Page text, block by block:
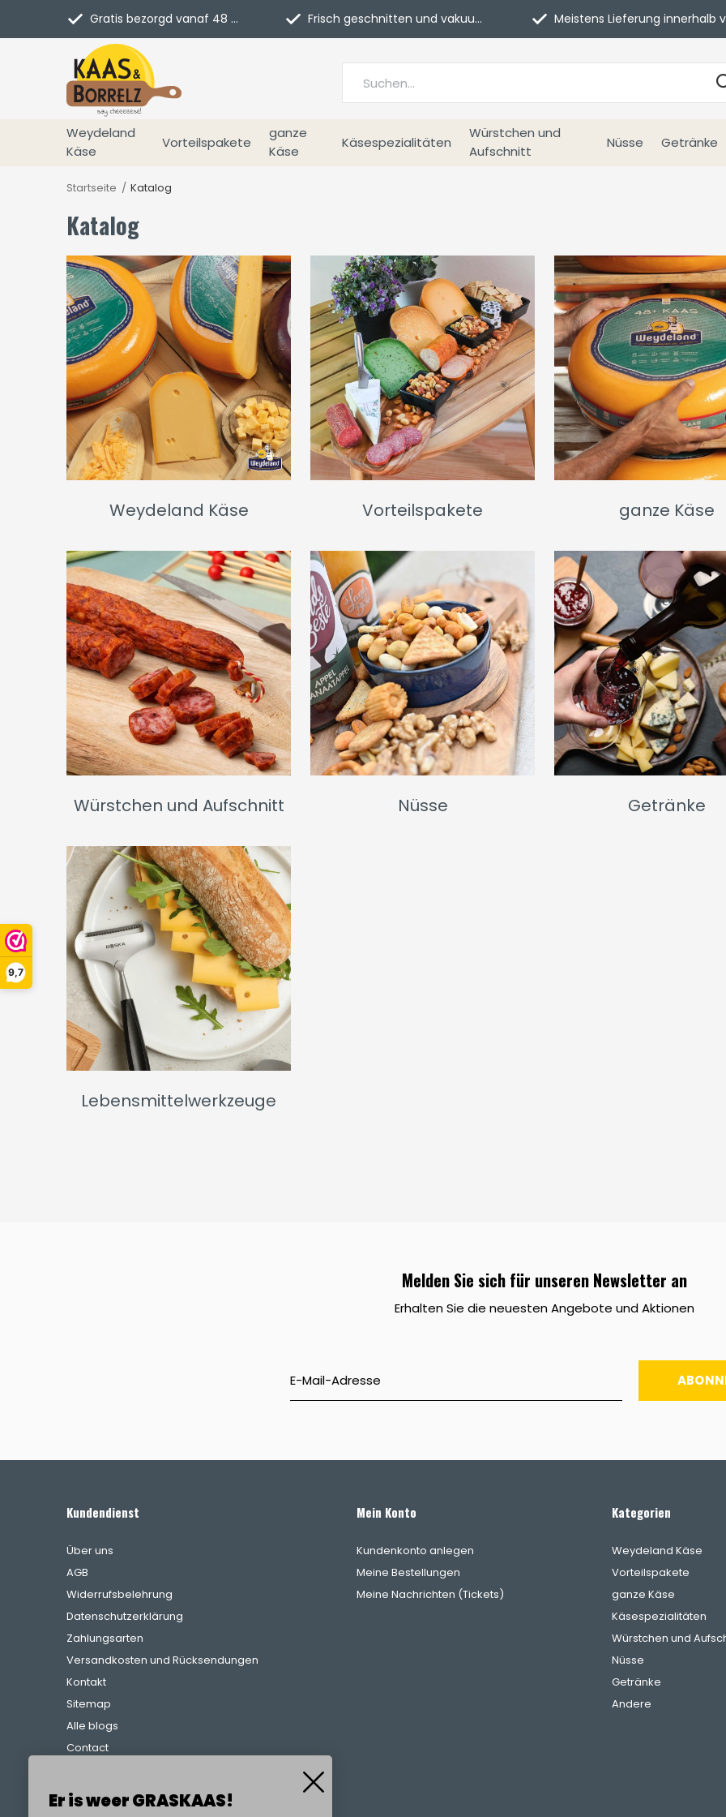
9,7
Weydeland
Käse
Vorteilspakete
ganze
Käse
Käsespezialitäten
Würstchen und
Aufschnitt
Nüsse Getränke
Gratis bezorgd vanaf 48 euro in NL Frisch geschnitten und vakuumverpackt. Meistens Lieferung innerhalb von 3 Tagen
Startseite Katalog
Katalog
Weydeland Käse Vorteilspakete ganze Käse
Würstchen und Aufschnitt Nüsse Getränke
Lebensmittelwerkzeuge
Melden Sie sich für unseren Newsletter an
Erhalten Sie die neuesten Angebote und Aktionen
Kundendienst
Über uns
AGB
Widerrufsbelehrung
Datenschutzerklärung
Zahlungsarten
Versandkosten und Rücksendungen
Kontakt
Sitemap
Alle blogs
Contact
Referenzen
Mein Konto
Kundenkonto anlegen
Meine Bestellungen
Meine Nachrichten (Tickets)
Kategorien
Weydeland Käse
Vorteilspakete
ganze Käse
Käsespezialitäten
Würstchen und
Nüsse
Getränke
Andere
Er is weer GRASKAAS!